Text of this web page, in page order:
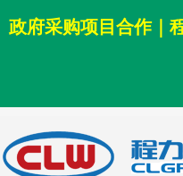
政府采购项目合作｜